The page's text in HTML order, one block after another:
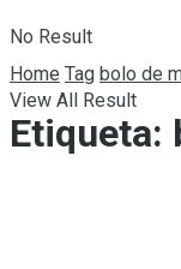
No Result
View All Result
Home Tag bolo de
Etiqueta: